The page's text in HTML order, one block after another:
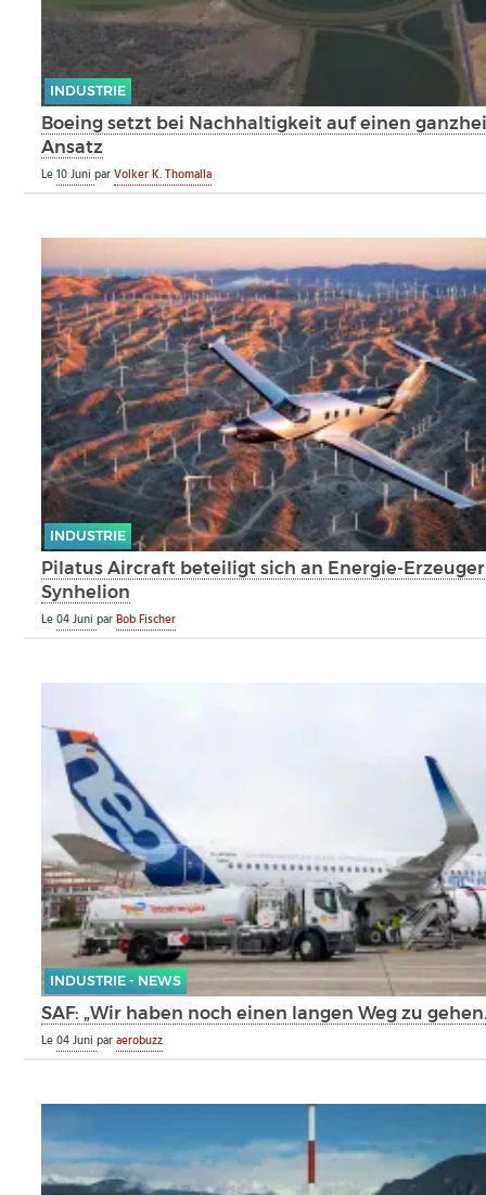
INDUSTRIE
Boeing setzt bei Nachhaltigkeit auf einen
Ansatz
Le10 JuniparVolker K. Thomalla
INDUSTRIE
Pilatus Aircraft beteiligt sich an Energie-Erzeuger
Synhelion
Le04 JuniparBob Fischer
INDUSTRIE - NEWS
SAF: „Wir haben noch einen langen Weg zu
Le04 Juniparaerobuzz